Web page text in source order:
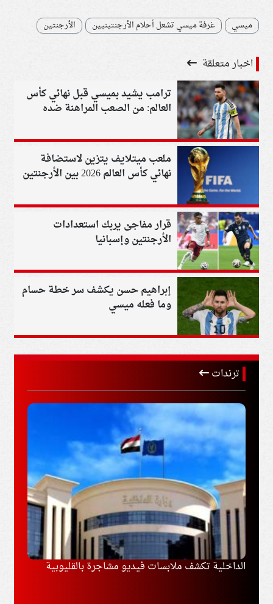
ميسي غرفة ميسي تشعل أحلام الأرجنتينيين الأرجنتين
اخبار متعلقة
ترامب يشيد بميسي قبل نهائي كأس
العالم: من الصعب المراهنة ضده
ملعب ميتلايف يتزين لاستضافة
نهائي كأس العالم 2026 بين الأرجنتين
وإسبانيا
قرار مفاجئ يربك استعدادات
الأرجنتين وإسبانيا
إبراهيم حسن يكشف سر خطة حسام
وما فعله ميسي
ترندات
الداخلية تكشف ملابسات فيديو مشاجرة بالقليوبية